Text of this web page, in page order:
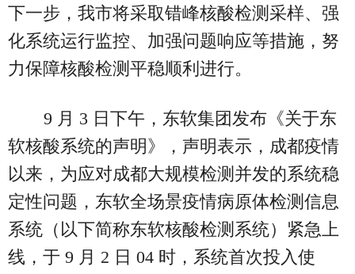
下一步，我市将采取错峰核酸检测采样、强
化系统运行监控、加强问题响应等措施，努
力保障核酸检测平稳顺利进行。
9 月 3 日下午，东软集团发布《关于东
软核酸系统的声明》，声明表示，成都疫情
以来，为应对成都大规模检测并发的系统稳
定性问题，东软全场景疫情病原体检测信息
系统（以下简称东软核酸检测系统）紧急上
线，于 9 月 2 日 04 时，系统首次投入使